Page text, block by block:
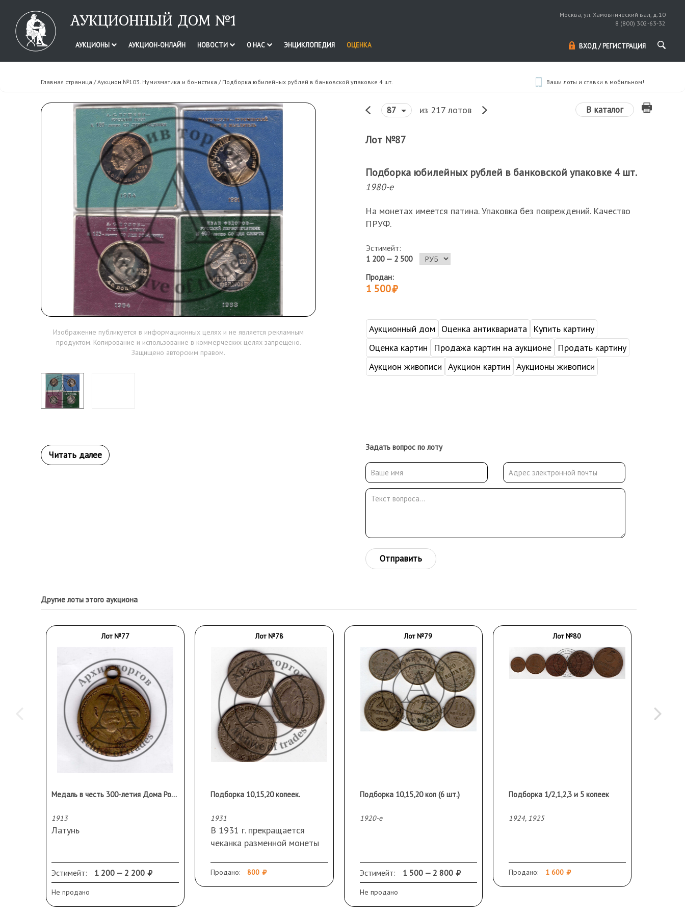
АУКЦИОННЫЙ ДОМ №1
Москва, ул. Хамовнический вал, д.10
8 (800) 302-63-32
АУКЦИОНЫ АУКЦИОН-ОНЛАЙН НОВОСТИ О НАС ЭНЦИКЛОПЕДИЯ ОЦЕНКА ВХОД / РЕГИСТРАЦИЯ
Главная страница /Аукцион №103. Нумизматика и бонистика / Подборка юбилейных рублей в банковской упаковке 4 шт. Ваши лоты и ставки в мобильном!
Изображение публикуется в информационных целях и не является рекламным
продуктом. Копирование и использование в коммерческих целях запрещено.
Защищено авторским правом.
87 из 217 лотов В каталог
Лот №87
Подборка юбилейных рублей в банковской упаковке 4 шт.
1980-е
На монетах имеется патина. Упаковка без повреждений. Качество
ПРУФ.
Эстимейт:
1 200 — 2 500
Продан:
1 500
Аукционный дом Оценка антиквариата
Купить картину
Оценка картин
Продажа картин на аукционе
Продать картину
Аукцион живописи Аукцион картин Аукционы живописи
Задать вопрос по лоту
Отправить
Другие лоты этого аукциона
Лот №77
Медаль в честь 300-летия Дома Романовых
1913
Латунь
Эстимейт: 1 200 — 2 200
Не продано
Лот №78
Подборка 10,15,20 копеек.
1931
В 1931 г. прекращается
чеканка разменной монеты
дизайн монет. На новых
Продано: 800
Лот №79
Подборка 10,15,20 коп (6 шт.)
1920-е
Эстимейт: 1 500 — 2 800
Не продано
Лот №80
Подборка 1/2,1,2,3 и 5 копеек
1924, 1925
Продано: 1 600